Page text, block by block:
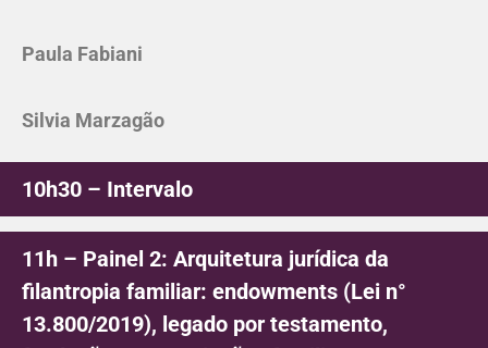
Paula Fabiani
Silvia Marzagão
10h30 – Intervalo
11h – Painel 2: Arquitetura jurídica da
filantropia familiar: endowments (Lei n°
13.800/2019), legado por testamento,